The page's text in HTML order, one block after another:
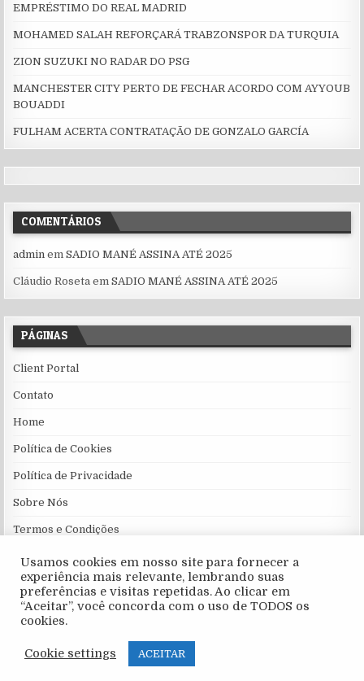
EMPRÉSTIMO DO REAL MADRID
MOHAMED SALAH REFORÇARÁ TRABZONSPOR DA TURQUIA
ZION SUZUKI NO RADAR DO PSG
MANCHESTER CITY PERTO DE FECHAR ACORDO COM AYYOUB
BOUADDI
FULHAM ACERTA CONTRATAÇÃO DE GONZALO GARCÍA
COMENTÁRIOS
admin emSADIO MANÉ ASSINA ATÉ 2025
Cláudio Roseta emSADIO MANÉ ASSINA ATÉ 2025
PÁGINAS
Client Portal
Contato
Home
Política de Cookies
Política de Privacidade
Sobre Nós
Termos e Condições
Copyright © 2026 Desportoreimoz
Usamos cookies em nosso site para fornecer a
experiência mais relevante, lembrando suas
preferências e visitas repetidas. Ao clicar em
“Aceitar”, você concorda com o uso de TODOS os
cookies.
Cookie settings ACEITAR